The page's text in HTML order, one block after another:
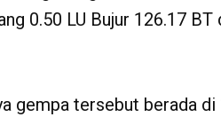
0.50 LU Bujur 126.17
gempa tersebut berada